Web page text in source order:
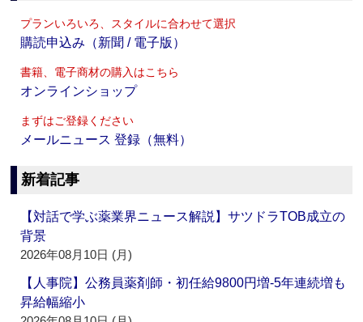
プランいろいろ、スタイルに合わせて選択
購読申込み（新聞 / 電子版）
書籍、電子商材の購入はこちら
オンラインショップ
まずはご登録ください
メールニュース 登録（無料）
新着記事
【対話で学ぶ薬業界ニュース解説】サツドラTOB成立の
背景
2026年08月10日 (月)
【人事院】公務員薬剤師・初任給9800円増‐5年連続増も
昇給幅縮小